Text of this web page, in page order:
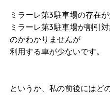
ミラーレ第3駐車場の存在
ミラーレ第3駐車場が割引
のかわかりませんが
利用する車が少ないです。
というか、私の前後にはど